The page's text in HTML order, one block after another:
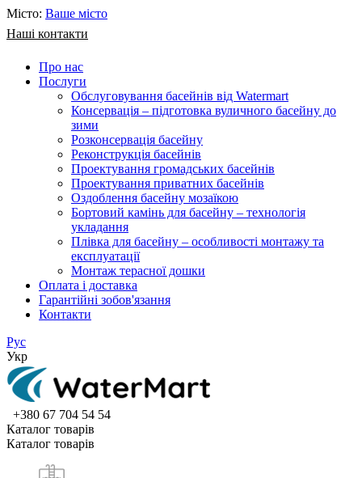
Місто: Ваше місто
Наші контакти
Про нас
Послуги
Обслуговування басейнів від Watermart
Консервація – підготовка вуличного басейну до
зими
Розконсервація басейну
Реконструкція басейнів
Проектування громадських басейнів
Проектування приватних басейнів
Оздоблення басейну мозаїкою
Бортовий камінь для басейну – технологія
укладання
Плівка для басейну – особливості монтажу та
експлуатації
Монтаж терасної дошки
Оплата і доставка
Гарантійні зобов'язання
Контакти
Рус
Укр
+380 67 704 54 54
Каталог товарiв
Каталог товарiв